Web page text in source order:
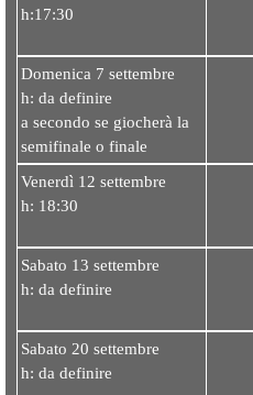
h:17:30
Domenica 7 settembre
h: da definire
a secondo se giocherà la
semifinale o finale
Venerdì 12 settembre
h: 18:30
Sabato 13 settembre
h: da definire
Sabato 20 settembre
h: da definire